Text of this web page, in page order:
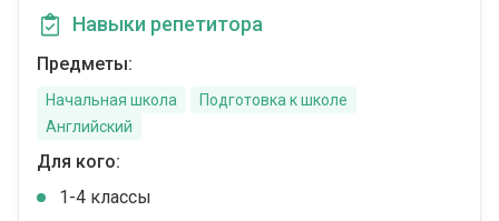
Навыки репетитора
Предметы:
Начальная школа
Подготовка к школе
Английский
Для кого:
1-4 классы